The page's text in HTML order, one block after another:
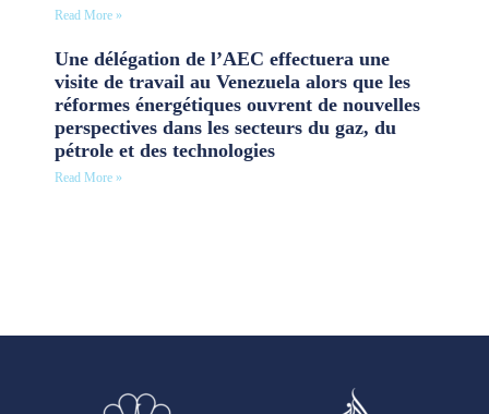
Read More »
Une délégation de l’AEC effectuera une
visite de travail au Venezuela alors que les
réformes énergétiques ouvrent de nouvelles
perspectives dans les secteurs du gaz, du
pétrole et des technologies
Read More »